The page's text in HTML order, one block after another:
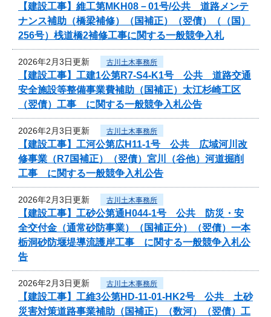
【建設工事】維工第MKH08－01号/公共 道路メンテ
ナンス補助（橋梁補修）（国補正）（翌債）（（国）
256号）桟道橋2補修工事に関する一般競争入札
2026年2月3日更新 古川土木事務所
【建設工事】工建1公第R7-S4-K1号 公共 道路交通
安全施設等整備事業費補助（国補正）太江杉崎工区
（翌債）工事 に関する一般競争入札公告
2026年2月3日更新 古川土木事務所
【建設工事】工河公第広H11-1号 公共 広域河川改
修事業（R7国補正）（翌債）宮川（谷他）河道掘削
工事 に関する一般競争入札公告
2026年2月3日更新 古川土木事務所
【建設工事】工砂公第通H044-1号 公共 防災・安
全交付金（通常砂防事業）（国補正分）（翌債）一本
栃洞砂防堰堤導流護岸工事 に関する一般競争入札公
告
2026年2月3日更新 古川土木事務所
【建設工事】工維3公第HD-11-01-HK2号 公共 土砂
災害対策道路事業補助（国補正）（数河）（翌債）工